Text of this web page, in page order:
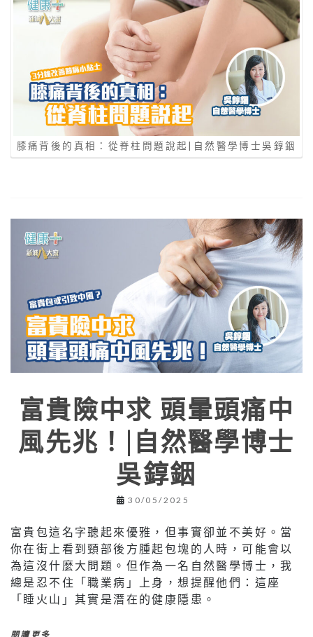
膝痛背後的真相：從脊柱問題說起|自然醫學博士吳錞銦
富貴險中求 頭暈頭痛中
風先兆！|自然醫學博士
吳錞銦
30/05/2025
富貴包這名字聽起來優雅，但事實卻並不美好。當
你在街上看到頸部後方腫起包塊的人時，可能會以
為這沒什麼大問題。但作為一名自然醫學博士，我
總是忍不住「職業病」上身，想提醒他們：這座
「睡火山」其實是潛在的健康隱患。
閱讀更多